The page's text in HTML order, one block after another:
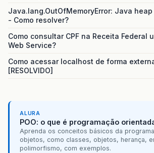
Java.lang.OutOfMemoryError: Java
- Como resolver?
Como consultar CPF na Receita Federal
Web Service?
Como acessar localhost de forma
[RESOLVIDO]
ALURA
POO: o que é programação
Aprenda os conceitos básicos da
objetos, como classes, objetos, herança,
polimorfismo, com exemplos.